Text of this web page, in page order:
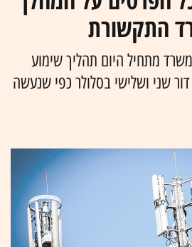
התקשורת
מתחיל היום תהליך שימוע
שני ושלישי בסלולר כפי שנעשה